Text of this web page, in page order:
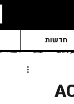
חדשות